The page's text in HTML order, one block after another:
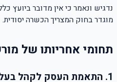
נדגיש ונאמר כי אין מדובר ביועץ
מוגדר בחוק המצריך הכשרה יסודית.
תחומי אחריותו של
1. התאמת העסק לקהל בעל מוגבלות